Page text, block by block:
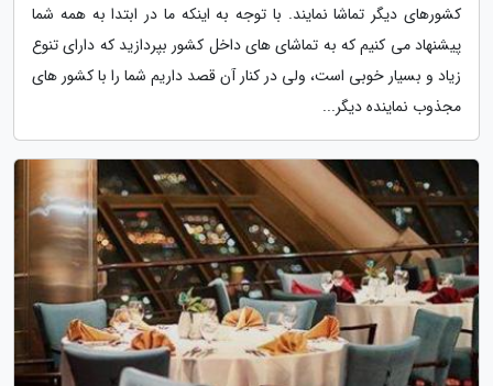
کشورهای دیگر تماشا نمایند. با توجه به اینکه ما در ابتدا به همه شما
پیشنهاد می کنیم که به تماشای های داخل کشور بپردازید که دارای تنوع
زیاد و بسیار خوبی است، ولی در کنار آن قصد داریم شما را با کشور های
مجذوب نماینده دیگر...